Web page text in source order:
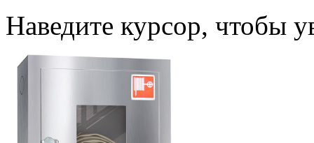
Наведите курсор, чтобы